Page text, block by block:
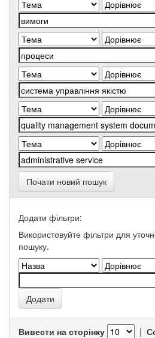
Почати новий пошук
Додати фільтри:
Використовуйте фільтри для
пошуку.
Вивести на сторінку |